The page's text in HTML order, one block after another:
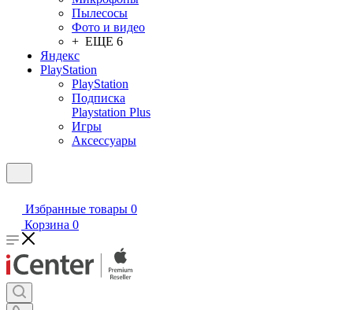
Пылесосы
Фото и видео
+ ЕЩЕ 6
Яндекс
PlayStation
PlayStation
Подписка
Playstation Plus
Игры
Аксессуары
Избранные товары 0
Корзина 0